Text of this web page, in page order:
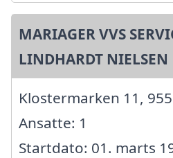
MARIAGER VVS
LINDHARDT NIELSEN
Klostermarken 11,
Ansatte: 1
Startdato: 01. marts